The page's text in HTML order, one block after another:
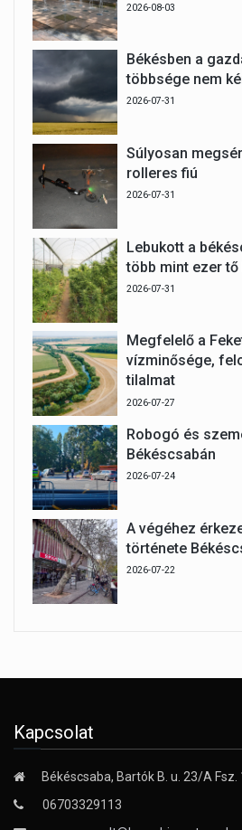
2026-08-03
Békésben a
többsége nem
2026-07-31
Súlyosan
rolleres fiú
2026-07-31
Lebukott a
több mint ezer
2026-07-31
Megfelelő a
vízminősége,
tilalmat
2026-07-27
Robogó és
Békéscsabán
2026-07-24
A végéhez
története
2026-07-22
Kapcsolat
Békéscsaba, Bartók B. u. 23/A Fsz.
06703329113